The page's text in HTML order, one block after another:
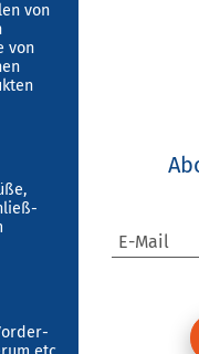
von
von
E-Mail